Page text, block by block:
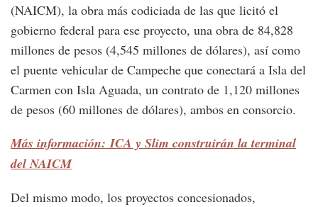
(NAICM), la obra más codiciada de las que licitó el
gobierno federal para ese proyecto, una obra de 84,828
millones de pesos (4,545 millones de dólares), así como
el puente vehicular de Campeche que conectará a Isla del
Carmen con Isla Aguada, un contrato de 1,120 millones
de pesos (60 millones de dólares), ambos en consorcio.
Más información: ICA y Slim construirán la terminal
del NAICM
Del mismo modo, los proyectos concesionados,